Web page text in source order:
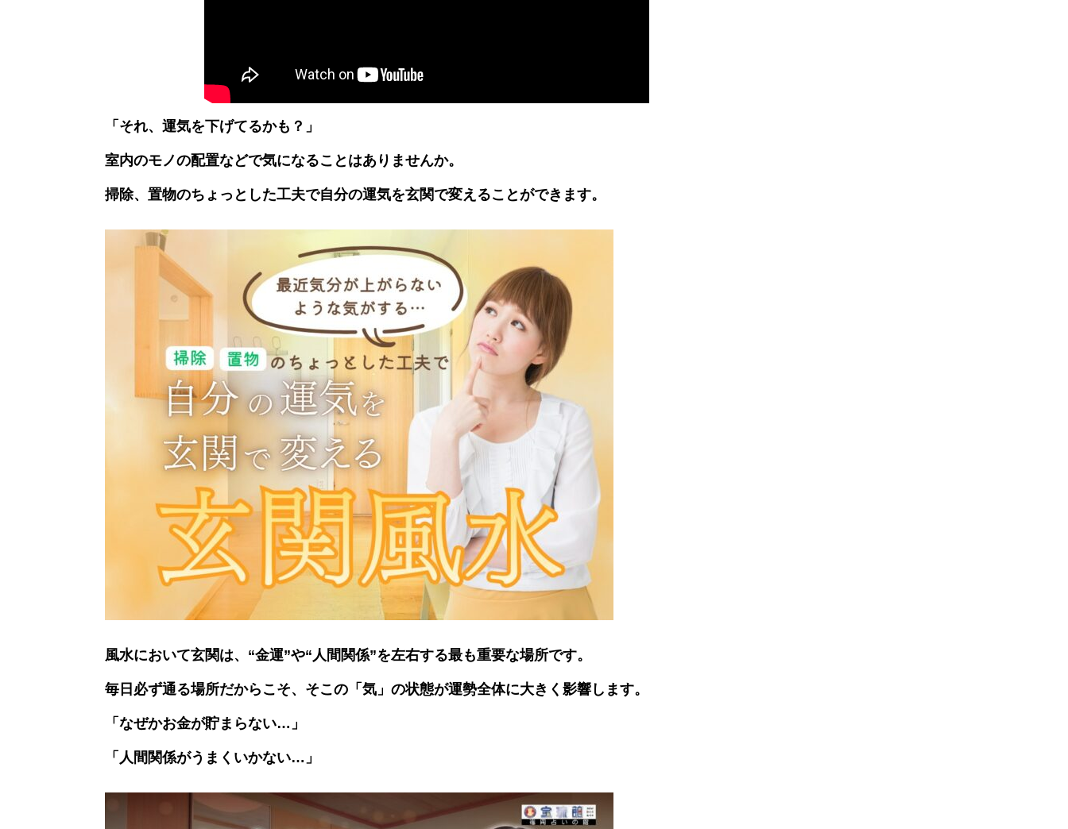
「それ、運気を下げてるかも？」
室内のモノの配置などで気になることはありませんか。
掃除、置物のちょっとした工夫で自分の運気を玄関で変えることができます。
風水において玄関は、“金運”や“人間関係”を左右する最も重要な場所です。
毎日必ず通る場所だからこそ、そこの「気」の状態が運勢全体に大きく影響します。
「なぜかお金が貯まらない…」
「人間関係がうまくいかない…」